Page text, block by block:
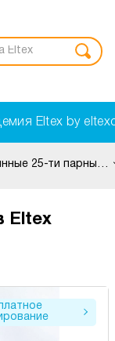
Eltex by
Распаянные 25-ти парные кабели - для TAU-16.IP, TAU-24.IP, МС240
Eltex